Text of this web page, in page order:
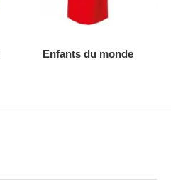
AJOUTER AU DEVIS
Enfants du monde